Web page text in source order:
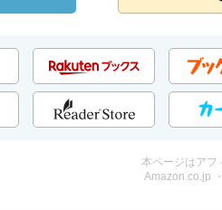
本ページはアフ
Amazon.co.jp